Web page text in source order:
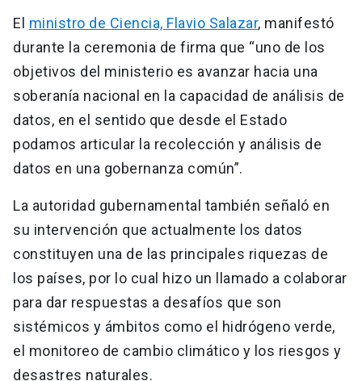
El ministro de Ciencia, Flavio Salazar, manifestó
durante la ceremonia de firma que “uno de los
objetivos del ministerio es avanzar hacia una
soberanía nacional en la capacidad de análisis de
datos, en el sentido que desde el Estado
podamos articular la recolección y análisis de
datos en una gobernanza común”.
La autoridad gubernamental también señaló en
su intervención que actualmente los datos
constituyen una de las principales riquezas de
los países, por lo cual hizo un llamado a colaborar
para dar respuestas a desafíos que son
sistémicos y ámbitos como el hidrógeno verde,
el monitoreo de cambio climático y los riesgos y
desastres naturales.